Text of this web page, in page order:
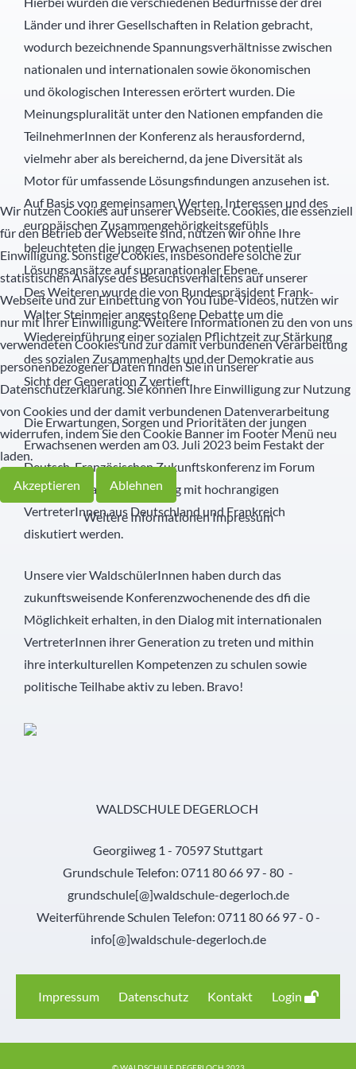
Länder und ihrer Gesellschaften in Relation gebracht,
wodurch bezeichnende Spannungsverhältnisse zwischen
nationalen und internationalen sowie ökonomischen
und ökologischen Interessen erörtert wurden. Die
Meinungspluralität unter den Nationen empfanden die
TeilnehmerInnen der Konferenz als herausfordernd,
vielmehr aber als bereichernd, da jene Diversität als
Motor für umfassende Lösungsfindungen anzusehen ist.
Auf Basis von gemeinsamen Werten, Interessen und des
europäischen Zusammengehörigkeitsgefühls
beleuchteten die jungen Erwachsenen potentielle
Lösungsansätze auf supranationaler Ebene.
Des Weiteren wurde die von Bundespräsident Frank-
Walter Steinmeier angestoßene Debatte um die
Wiedereinführung einer sozialen Pflichtzeit zur Stärkung
des sozialen Zusammenhalts und der Demokratie aus
Sicht der Generation Z vertieft.
Die Erwartungen, Sorgen und Prioritäten der jungen
Erwachsenen werden am 03. Juli 2023 beim Festakt der
Deutsch-Französischen Zukunftskonferenz im Forum
am Schlosspark Ludwigsburg mit hochrangigen
VertreterInnen aus Deutschland und Frankreich
diskutiert werden.
Unsere vier WaldschülerInnen haben durch das
zukunftsweisende Konferenzwochenende des dfi die
Möglichkeit erhalten, in den Dialog mit internationalen
VertreterInnen ihrer Generation zu treten und mithin
ihre interkulturellen Kompetenzen zu schulen sowie
politische Teilhabe aktiv zu leben. Bravo!
WALDSCHULE DEGERLOCH
Georgiiweg 1 - 70597 Stuttgart
Grundschule Telefon: 0711 80 66 97 - 80 -
grundschule[@]waldschule-degerloch.de
Weiterführende Schulen Telefon: 0711 80 66 97 - 0 -
info[@]waldschule-degerloch.de
Impressum Datenschutz Kontakt Login
Wir nutzen Cookies auf unserer Webseite. Cookies, die essenziell
für den Betrieb der Webseite sind, nutzen wir ohne Ihre
Einwilligung. Sonstige Cookies, insbesondere solche zur
statistischen Analyse des Besuchsverhaltens auf unserer
Webseite und zur Einbettung von YouTube-Videos, nutzen wir
nur mit Ihrer Einwilligung. Weitere Informationen zu den von uns
verwendeten Cookies und zur damit verbundenen Verarbeitung
personenbezogener Daten finden Sie in unserer
Datenschutzerklärung. Sie können Ihre Einwilligung zur Nutzung
von Cookies und der damit verbundenen Datenverarbeitung
widerrufen, indem Sie den Cookie Banner im Footer Menü neu
laden.
Akzeptieren
Ablehnen
Weitere InformationenImpressum
Elternbeirat
SMV
Freunde
Partner